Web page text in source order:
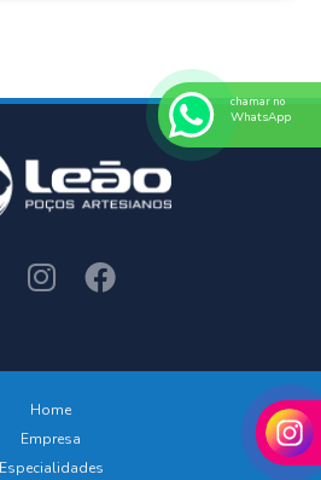
Home
Empresa
Especialidades
chamar no
WhatsApp